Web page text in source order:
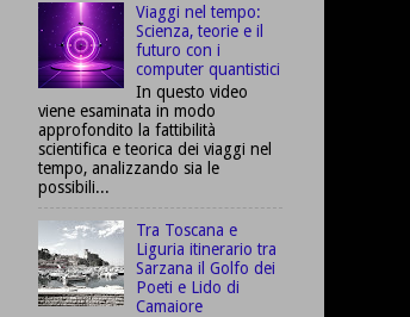
Viaggi nel tempo:
Scienza, teorie e il
futuro con i
computer quantistici
In questo video
viene esaminata in modo
approfondito la fattibilità
scientifica e teorica dei viaggi nel
tempo, analizzando sia le
possibili...
Tra Toscana e
Liguria itinerario tra
Sarzana il Golfo dei
Poeti e Lido di
Camaiore